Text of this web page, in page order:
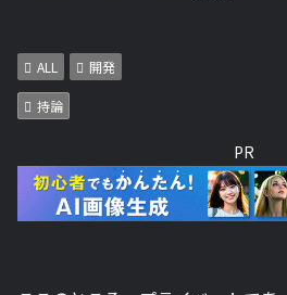
ALL 開発
持論
PR